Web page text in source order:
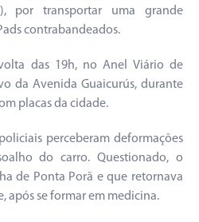
por transportar uma grande
contrabandeados.
das 19h, no Anel Viário de
da Avenida Guaicurús, durante
placas da cidade.
perceberam deformações
do carro. Questionado, o
de Ponta Porã e que retornava
após se formar em medicina.